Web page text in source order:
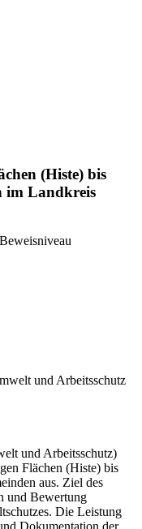
(Histe) bis
im Landkreis
Beweisniveau
und Arbeitsschutz
und Arbeitsschutz)
Flächen (Histe) bis
aus. Ziel des
und Bewertung
Die Leistung